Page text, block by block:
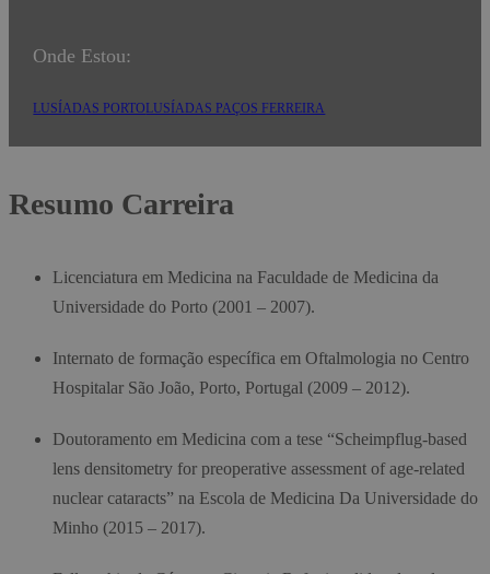
Onde Estou:
LUSÍADAS PORTOLUSÍADAS PAÇOS FERREIRA
Resumo Carreira
Licenciatura em Medicina na Faculdade de Medicina da
Universidade do Porto (2001 – 2007).
Internato de formação específica em Oftalmologia no Centro
Hospitalar São João, Porto, Portugal (2009 – 2012).
Doutoramento em Medicina com a tese “Scheimpflug-based
lens densitometry for preoperative assessment of age-related
nuclear cataracts” na Escola de Medicina Da Universidade do
Minho (2015 – 2017).